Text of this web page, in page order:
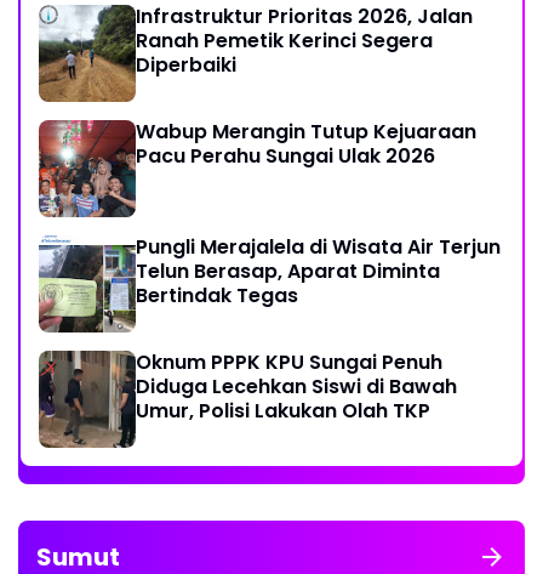
Infrastruktur Prioritas 2026, Jalan
Ranah Pemetik Kerinci Segera
Diperbaiki
Wabup Merangin Tutup Kejuaraan
Pacu Perahu Sungai Ulak 2026
Pungli Merajalela di Wisata Air Terjun
Telun Berasap, Aparat Diminta
Bertindak Tegas
Oknum PPPK KPU Sungai Penuh
Diduga Lecehkan Siswi di Bawah
Umur, Polisi Lakukan Olah TKP
Sumut